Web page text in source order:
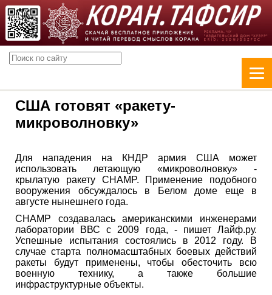
США готовят «ракету-
микроволновку»
Для нападения на КНДР армия США может
использовать летающую «микроволновку» -
крылатую ракету CHAMP. Применение подобного
вооружения обсуждалось в Белом доме еще в
августе нынешнего года.
CHAMP создавалась американскими инженерами
лаборатории ВВС с 2009 года, - пишет Лайф.ру.
Успешные испытания состоялись в 2012 году. В
случае старта полномасштабных боевых действий
ракеты будут применены, чтобы обесточить всю
военную технику, а также большие
инфраструктурные объекты.